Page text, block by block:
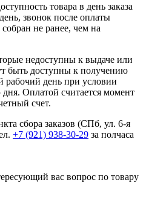
товара в день заказа
звонок после оплаты
собран не ранее, чем на
недоступны к выдаче или
быть доступны к получению
рабочий день при условии
Оплатой считается момент
счет.
сборa заказов (СПб, ул. 6-я
+7 (921) 938-30-29 за полчаса
вас вопрос по товару